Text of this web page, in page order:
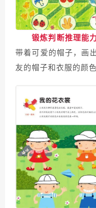
锻炼判断推理能力
带着可爱的帽子，画
友的帽子和衣服的颜